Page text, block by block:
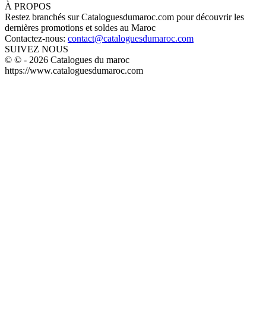
À PROPOS
Restez branchés sur Cataloguesdumaroc.com pour découvrir les
dernières promotions et soldes au Maroc
Contactez-nous: contact@cataloguesdumaroc.com
SUIVEZ NOUS
© © - 2026 Catalogues du maroc
https://www.cataloguesdumaroc.com